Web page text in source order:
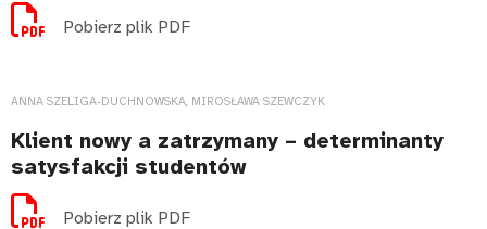
Pobierz plik PDF
ANNA SZELIGA-DUCHNOWSKA, MIROSŁAWA SZEWCZYK
Klient nowy a zatrzymany – determinanty
satysfakcji studentów
Pobierz plik PDF